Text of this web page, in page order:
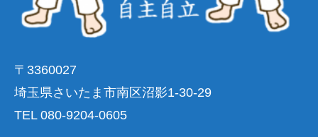
〒3360027
埼玉県さいたま市南区沼影1-30-29
TEL 080-9204-0605